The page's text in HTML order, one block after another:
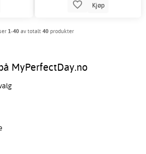
Kjøp
1-40 av totalt 40 produkter
MyPerfectDay.no